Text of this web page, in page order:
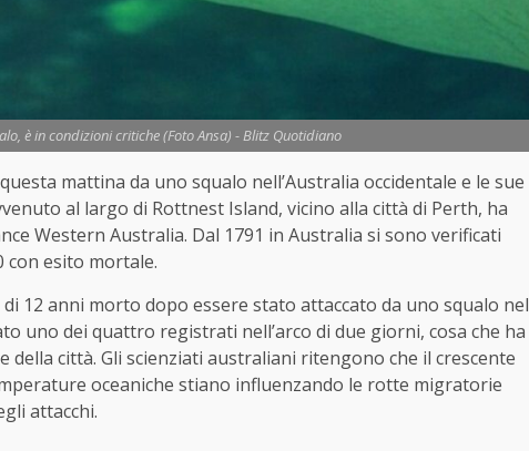
è in condizioni critiche (Foto Ansa) - Blitz Quotidiano
mattina da uno squalo nell’Australia occidentale e le sue
al largo di Rottnest Island, vicino alla città di Perth, ha
Western Australia. Dal 1791 in Australia si sono verificati
con esito mortale.
12 anni morto dopo essere stato attaccato da uno squalo nel
uno dei quattro registrati nell’arco di due giorni, cosa che ha
città. Gli scienziati australiani ritengono che il crescente
oceaniche stiano influenzando le rotte migratorie
attacchi.